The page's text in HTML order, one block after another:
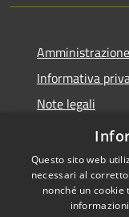
Informativa
Note legali
Dichiarazione
Questo sito web
necessari al
nonché un